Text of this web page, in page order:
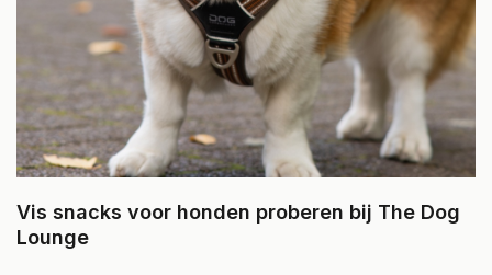
Vis snacks voor honden proberen bij The Dog
Lounge